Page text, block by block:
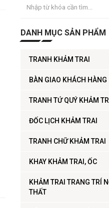
DANH MỤC SẢN PHẨM
TRANH KHẢM TRAI
BÀN GIAO KHÁCH HÀNG
TRANH TỨ QUÝ KHẢM
ĐỐC LỊCH KHẢM TRAI
TRANH CHỮ KHẢM TRAI
KHAY KHẢM TRAI, ỐC
KHẢM TRAI TRANG TRÍ
THẤT